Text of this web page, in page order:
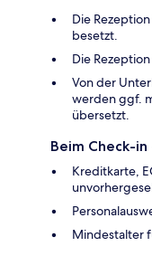
Die
besetzt.
Die
Von der
werden ggf.
übersetzt.
Beim Check-
Kreditkarte,
Mindestalter